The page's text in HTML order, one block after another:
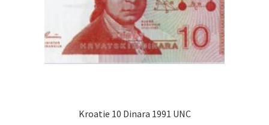
Kroatie 10 Dinara 1991 UNC